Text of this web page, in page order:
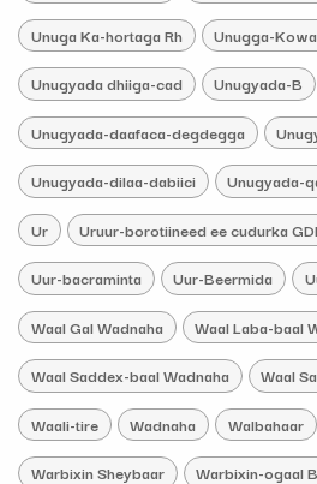
Unuga Ka-hortaga Rh Unugga-
Unugyada dhiiga-cad Unugyada-B
Unugyada-daafaca-degdegga
Unugyada-dilaa-dabiici Unugyada-
Ur Uruur-borotiineed ee cudurka
Uur-bacraminta Uur-Beermida
Waal Gal Wadnaha Waal Laba-baal
Waal Saddex-baal Wadnaha Waal
Waali-tire Wadnaha Walbahaar
Warbixin Sheybaar Warbixin-ogaal